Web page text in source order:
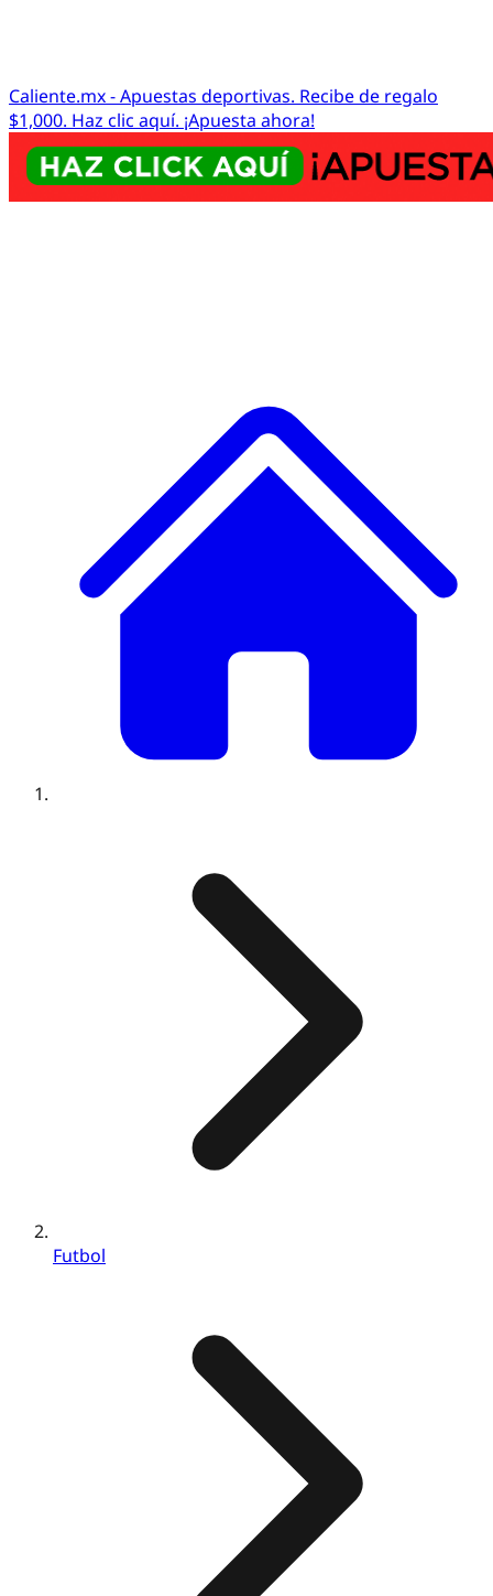
Caliente.mx - Apuestas deportivas. Recibe de regalo
$1,000. Haz clic aquí. ¡Apuesta ahora!
Futbol